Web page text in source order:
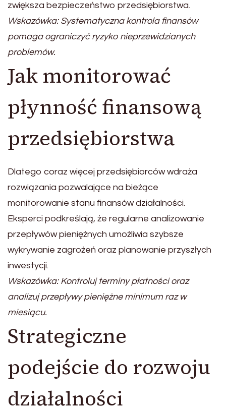
zwiększa bezpieczeństwo przedsiębiorstwa.
Wskazówka: Systematyczna kontrola finansów
pomaga ograniczyć ryzyko nieprzewidzianych
problemów.
Jak monitorować
płynność finansową
przedsiębiorstwa
Dlatego coraz więcej przedsiębiorców wdraża
rozwiązania pozwalające na bieżące
monitorowanie stanu finansów działalności.
Eksperci podkreślają, że regularne analizowanie
przepływów pieniężnych umożliwia szybsze
wykrywanie zagrożeń oraz planowanie przyszłych
inwestycji.
Wskazówka: Kontroluj terminy płatności oraz
analizuj przepływy pieniężne minimum raz w
miesiącu.
Strategiczne
podejście do rozwoju
działalności